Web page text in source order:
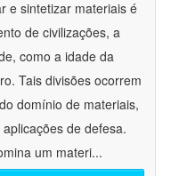
e sintetizar materiais é
de civilizações, a
como a idade da
Tais divisões ocorrem
domínio de materiais,
de defesa.
um materi...